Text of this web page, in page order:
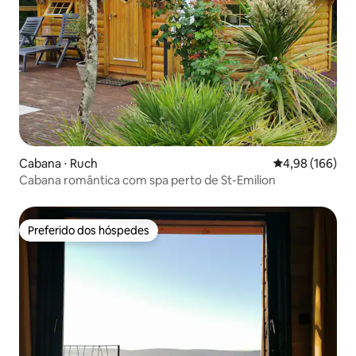
Cabana ⋅ Ruch 4,98 de uma
4,98 (166)
Cabana romântica com spa perto de St-Emilion
Preferido dos hóspedes
Preferido dos hóspedes